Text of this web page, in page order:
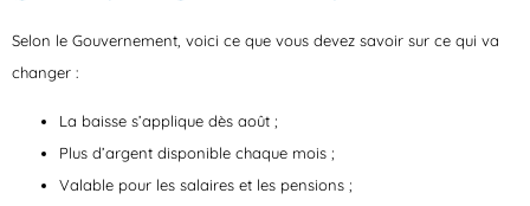
Selon le Gouvernement, voici ce que vous devez savoir sur ce qui va
changer :
La baisse s’applique dès août ;
Plus d’argent disponible chaque mois ;
Valable pour les salaires et les pensions ;